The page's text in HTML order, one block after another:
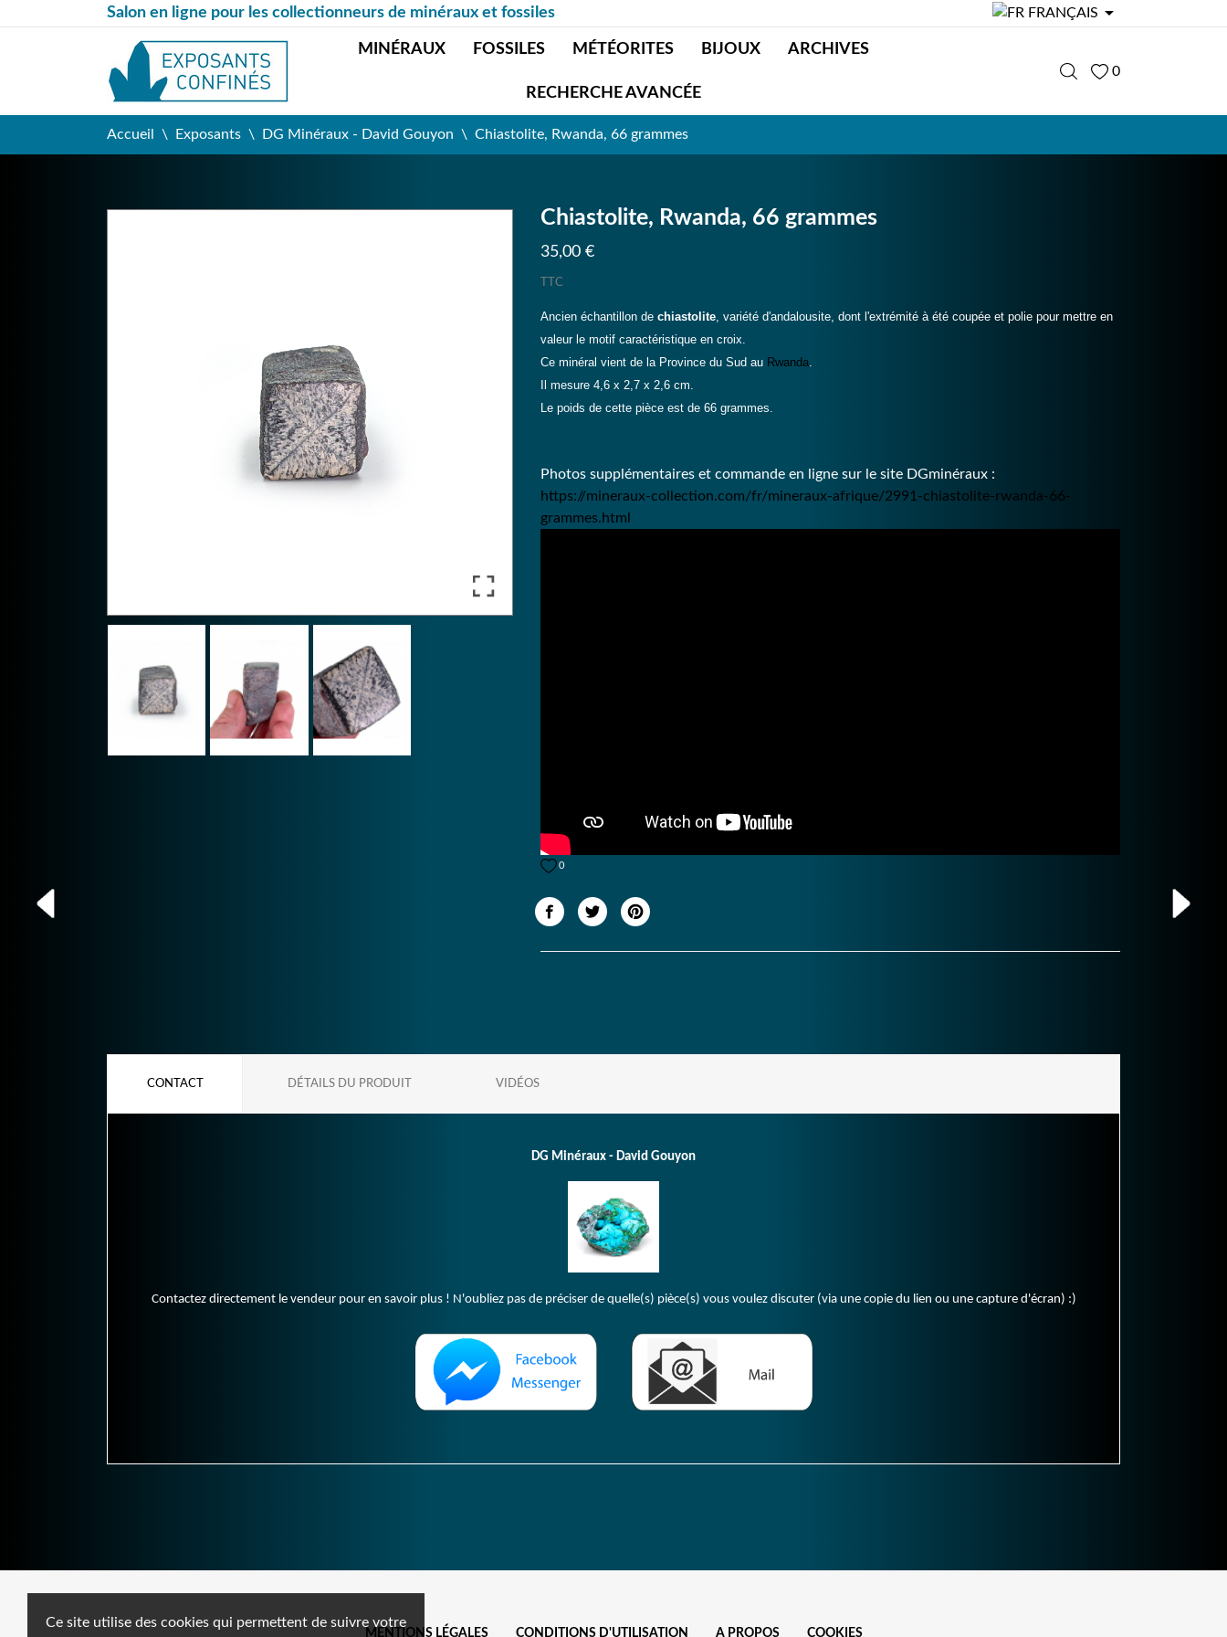
Ce site utilise des cookies qui permettent de suivre votre
Salon en ligne pour les collectionneurs de minéraux et fossiles FRANÇAIS 
MINÉRAUX FOSSILES MÉTÉORITES BIJOUX ARCHIVES
RECHERCHE AVANCÉE
0
Accueil Exposants DG Minéraux - David Gouyon Chiastolite, Rwanda, 66 grammes
Chiastolite, Rwanda, 66 grammes
35,00 €
TTC
Ancien échantillon de chiastolite, variété d'andalousite, dont l'extrémité à été coupée et polie pour mettre en
valeur le motif caractéristique en croix.
Ce minéral vient de la Province du Sud au Rwanda.
Il mesure 4,6 x 2,7 x 2,6 cm.
Le poids de cette pièce est de 66 grammes.
Photos supplémentaires et commande en ligne sur le site DGminéraux :
https://mineraux-collection.com/fr/mineraux-afrique/2991-chiastolite-rwanda-66-
grammes.html
0
CONTACT DÉTAILS DU PRODUIT VIDÉOS
DG Minéraux - David Gouyon
Contactez directement le vendeur pour en savoir plus ! N'oubliez pas de préciser de quelle(s) pièce(s) vous voulez discuter (via une copie du lien ou une capture d'écran) :)
MENTIONS LÉGALES CONDITIONS D'UTILISATION A PROPOS COOKIES